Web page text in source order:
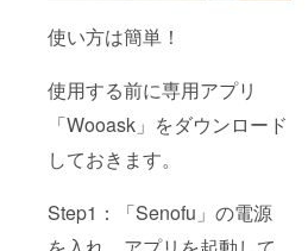
使い方は簡単！
使用する前に専用アプリ
「Wooask」をダウンロード
しておきます。
Step1：「Senofu」の電源